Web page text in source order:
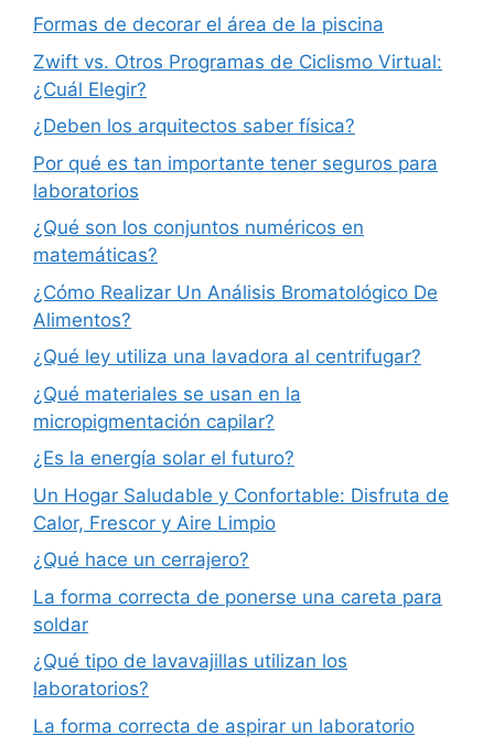
Formas de decorar el área de la piscina
Zwift vs. Otros Programas de Ciclismo Virtual:
¿Cuál Elegir?
¿Deben los arquitectos saber física?
Por qué es tan importante tener seguros para
laboratorios
¿Qué son los conjuntos numéricos en
matemáticas?
¿Cómo Realizar Un Análisis Bromatológico De
Alimentos?
¿Qué ley utiliza una lavadora al centrifugar?
¿Qué materiales se usan en la
micropigmentación capilar?
¿Es la energía solar el futuro?
Un Hogar Saludable y Confortable: Disfruta de
Calor, Frescor y Aire Limpio
¿Qué hace un cerrajero?
La forma correcta de ponerse una careta para
soldar
¿Qué tipo de lavavajillas utilizan los
laboratorios?
La forma correcta de aspirar un laboratorio